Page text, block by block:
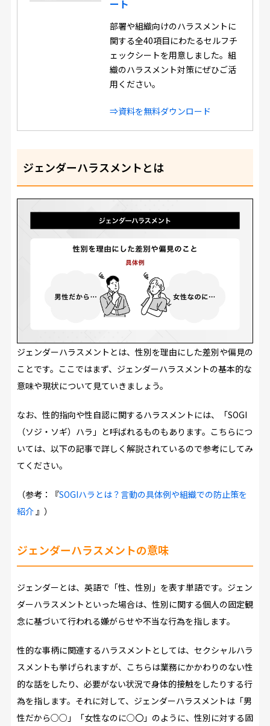
ート
部署や組織向けのハラスメントに
関する全40項目にわたるセルフチ
ェックシートを用意しました。組
織のハラスメント対策にぜひご活
用ください。
⇒資料を無料ダウンロード
ジェンダーハラスメントとは
ジェンダーハラスメントとは、性別を理由にした差別や偏見の
ことです。ここではまず、ジェンダーハラスメントの基本的な
意味や現状について見ていきましょう。
なお、性的指向や性自認に関するハラスメントには、「SOGI
（ソジ・ソギ）ハラ」と呼ばれるものもあります。こちらにつ
いては、以下の記事で詳しく解説されているので参考にしてみ
てください。
（参考：『SOGIハラとは？言動の具体例や組織での防止策を
紹介』）
ジェンダーハラスメントの意味
ジェンダーとは、英語で「性、性別」を表す単語です。ジェン
ダーハラスメントといった場合は、性別に関する個人の固定観
念に基づいて行われる嫌がらせや不当な行為を指します。
性的な事柄に関連するハラスメントとしては、セクシャルハラ
スメントも挙げられますが、こちらは業務にかかわりのない性
的な話をしたり、必要がない状況で身体的接触をしたりする行
為を指します。それに対して、ジェンダーハラスメントは「男
性だから○○」「女性なのに○〇」のように、性別に対する固